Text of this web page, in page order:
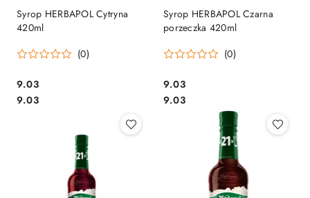
Syrop HERBAPOL Cytryna
420ml
(0)
Cena:
9.03
Cena:
9.03
Syrop HERBAPOL Czarna
porzeczka 420ml
(0)
Cena:
9.03
Cena:
9.03